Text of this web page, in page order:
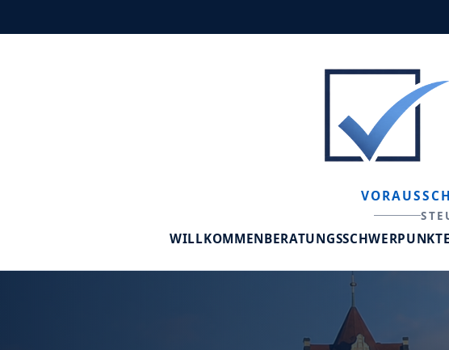
WILLKOMMENBERATUNGSSCHWERPUNKTE